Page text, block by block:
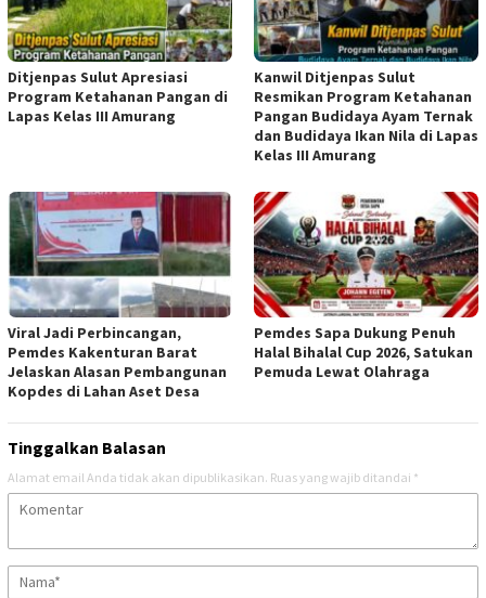
Ditjenpas Sulut Apresiasi
Program Ketahanan Pangan di
Lapas Kelas III Amurang
Kanwil Ditjenpas Sulut
Resmikan Program Ketahanan
Pangan Budidaya Ayam Ternak
dan Budidaya Ikan Nila di Lapas
Kelas III Amurang
Viral Jadi Perbincangan,
Pemdes Kakenturan Barat
Jelaskan Alasan Pembangunan
Kopdes di Lahan Aset Desa
Pemdes Sapa Dukung Penuh
Halal Bihalal Cup 2026, Satukan
Pemuda Lewat Olahraga
Tinggalkan Balasan
Alamat email Anda tidak akan dipublikasikan. Ruas yang wajib ditandai *